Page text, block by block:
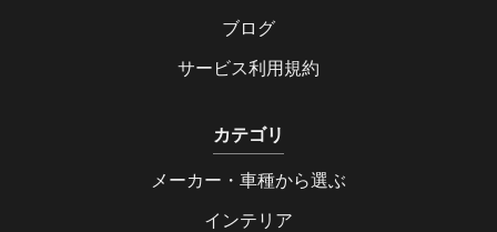
ブログ
サービス利用規約
カテゴリ
メーカー・車種から選ぶ
インテリア